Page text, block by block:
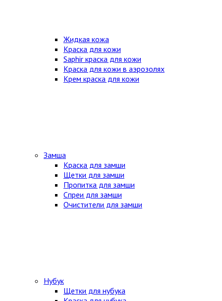
Жидкая кожа
Краска для кожи
Saphir краска для кожи
Краска для кожи в аэрозолях
Крем краска для кожи
Замша
Краска для замши
Щетки для замши
Пропитка для замши
Спреи для замши
Очистители для замши
Нубук
Щетки для нубука